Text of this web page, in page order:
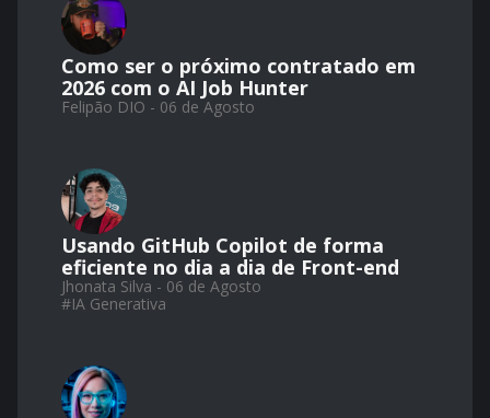
Como ser o próximo contratado em
2026 com o AI Job Hunter
Felipão DIO - 06 de Agosto
Usando GitHub Copilot de forma
eficiente no dia a dia de Front-end
Jhonata Silva - 06 de Agosto
#IA Generativa